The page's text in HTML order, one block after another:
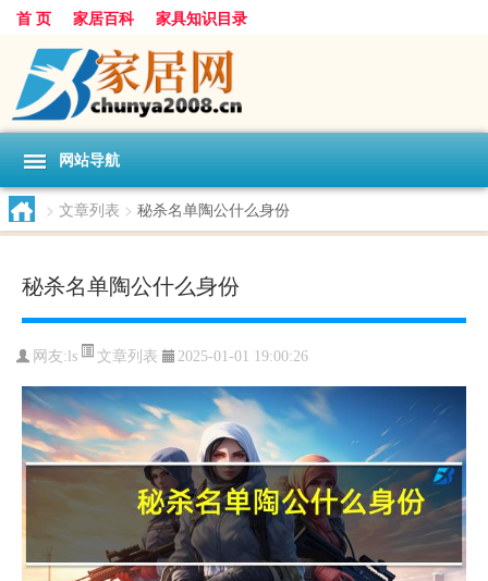
首 页 家居百科 家具知识目录
网站导航
> 文章列表 > 秘杀名单陶公什么身份
秘杀名单陶公什么身份
网友: ls 文章列表 2025-01-01 19:00:26